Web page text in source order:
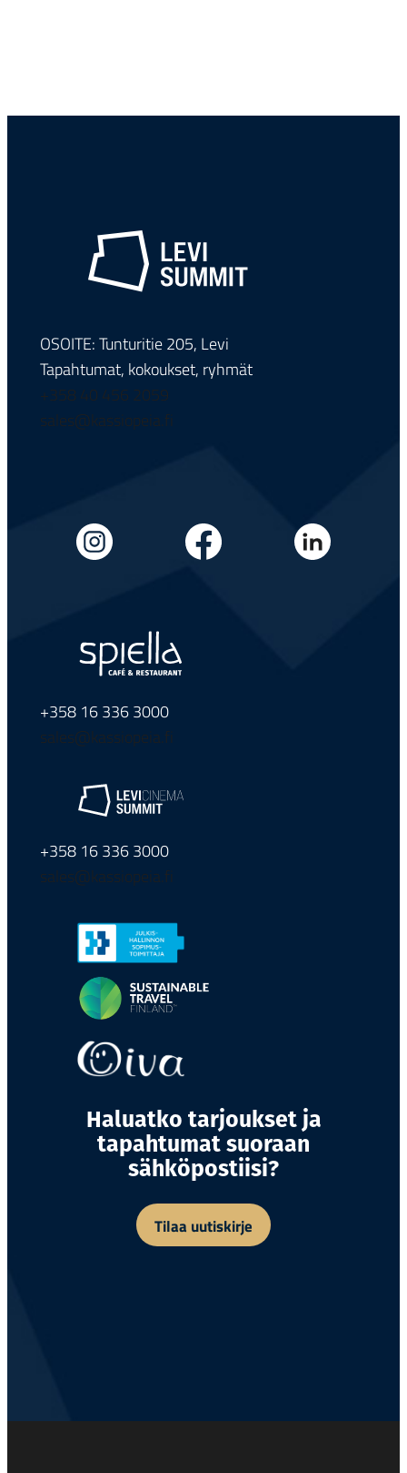
OSOITE: Tunturitie 205, Levi
Tapahtumat, kokoukset, ryhmät
+358 40 456 2059
sales@kassiopeia.fi
+358 16 336 3000
sales@kassiopeia.fi
+358 16 336 3000
sales@kassiopeia.fi
Haluatko tarjoukset ja
tapahtumat suoraan
sähköpostiisi?
Tilaa uutiskirje